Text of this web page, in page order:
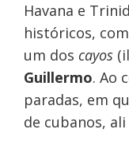
Havana e
históricos,
um dos cayos
Guillermo. Ao
paradas, em
de cubanos,